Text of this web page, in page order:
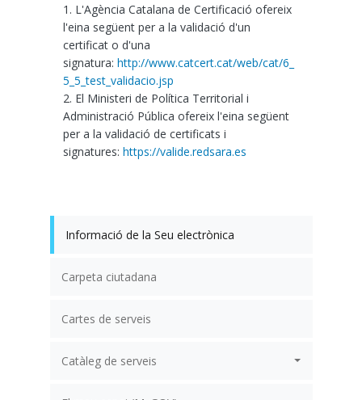
Informació de la Seu electrònica
Carpeta ciutadana
Cartes de serveis
Catàleg de serveis
1. L'Agència Catalana de Certificació ofereix
l'eina següent per a la validació d'un
certificat o d'una
signatura:http://www.catcert.cat/web/cat/6_
5_5_test_validacio.jsp
2. El Ministeri de Política Territorial i
Administració Pública ofereix l'eina següent
per a la validació de certificats i
signatures:https://valide.redsara.es